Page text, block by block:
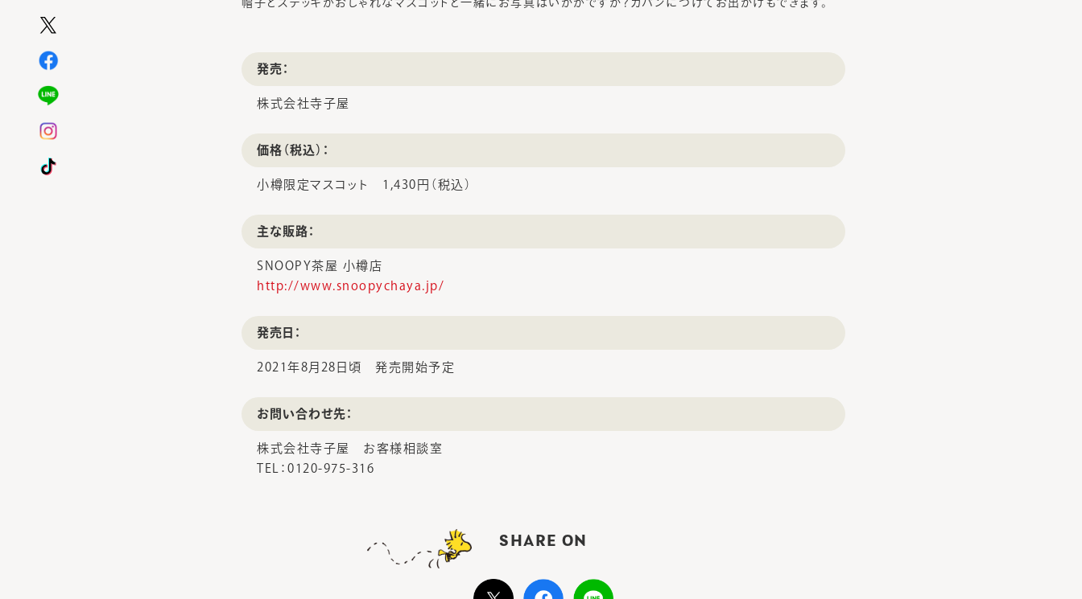
帽子とステッキがおしゃれなマスコットと一緒にお写真はいかがですか？カバンにつけてお出かけもできます。
発売：
株式会社寺子屋
価格（税込）：
小樽限定マスコット 1,430円（税込）
主な販路：
SNOOPY茶屋 小樽店
http://www.snoopychaya.jp/
発売日：
2021年8月28日頃 発売開始予定
お問い合わせ先：
株式会社寺子屋 お客様相談室
TEL：0120-975-316
SHARE ON